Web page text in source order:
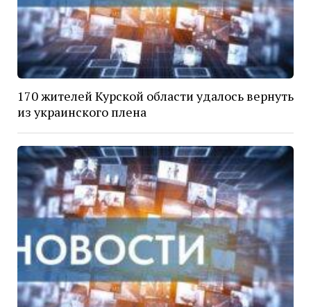
170 жителей Курской области удалось вернуть
из украинского плена